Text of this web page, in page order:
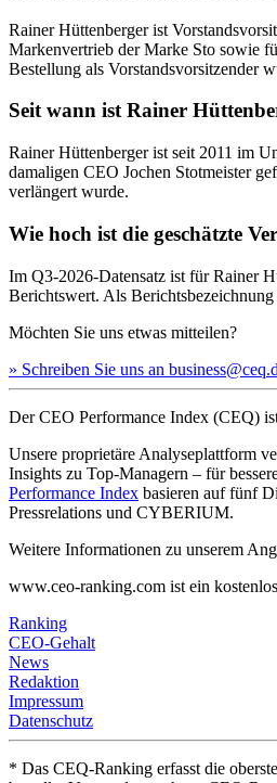
Rainer Hüttenberger ist
Markenvertrieb der Marke Sto sowie
Bestellung als Vorstandsvorsitzender
Seit wann ist Rainer
Rainer Hüttenberger ist seit 2011 im
damaligen CEO Jochen Stotmeister
verlängert wurde.
Wie hoch ist die geschätzte
Im Q3-2026-Datensatz ist für Rainer
Berichtswert. Als
Möchten Sie uns etwas mitteilen?
» Schreiben Sie uns an
Der CEO Performance Index (CEQ)
Unsere proprietäre Analyseplattform
Insights zu Top-Managern – für
Performance Index basieren auf fünf
Pressrelations und CYBERIUM.
Weitere Informationen zu unserem
www.ceo-ranking.com ist ein
Ranking
CEO-Gehalt
News
Redaktion
Impressum
Datenschutz
* Das CEQ-Ranking erfasst die